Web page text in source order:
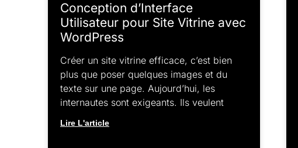
Conception d’Interface
Utilisateur pour Site Vitrine avec
WordPress
Créer un site vitrine efficace, c’est bien
plus que poser quelques images et du
texte sur une page. Aujourd’hui, les
internautes sont exigeants. Ils veulent
Lire L'article